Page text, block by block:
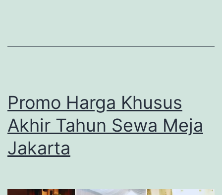
Promo Harga Khusus
Akhir Tahun Sewa Meja
Jakarta